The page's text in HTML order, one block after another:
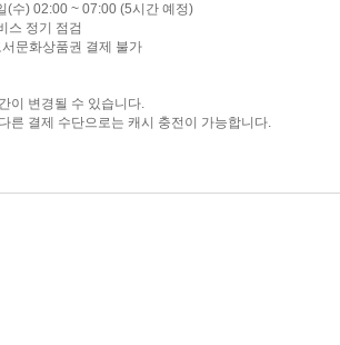
(수) 02:00 ~ 07:00 (5시간 예정)
스 정기 점검
문화상품권 결제 불가
이 변경될 수 있습니다.
른 결제 수단으로는 캐시 충전이 가능합니다.